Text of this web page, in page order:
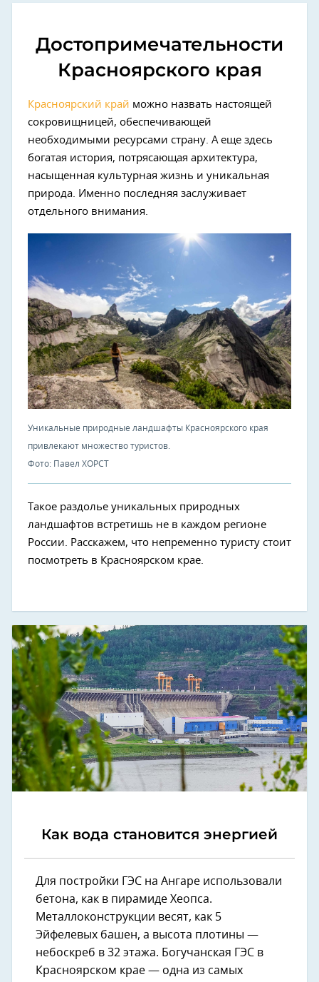
Достопримечательности
Красноярского края
Красноярский край можно назвать настоящей
сокровищницей, обеспечивающей
необходимыми ресурсами страну. А еще здесь
богатая история, потрясающая архитектура,
насыщенная культурная жизнь и уникальная
природа. Именно последняя заслуживает
отдельного внимания.
Уникальные природные ландшафты Красноярского края
привлекают множество туристов.
Фото: Павел ХОРСТ
Такое раздолье уникальных природных
ландшафтов встретишь не в каждом регионе
России. Расскажем, что непременно туристу стоит
посмотреть в Красноярском крае.
Как вода становится энергией
Для постройки ГЭС на Ангаре использовали
бетона, как в пирамиде Хеопса.
Металлоконструкции весят, как 5
Эйфелевых башен, а высота плотины —
небоскреб в 32 этажа. Богучанская ГЭС в
Красноярском крае — одна из самых